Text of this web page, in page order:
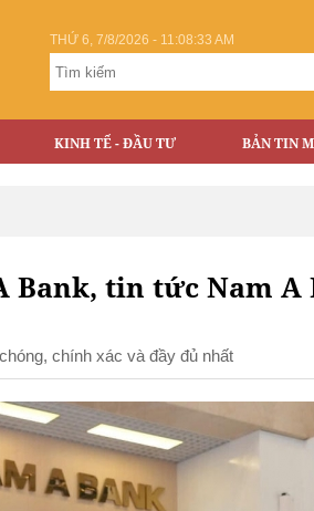
THỨ 6, 7/8/2026 - 11:08:34 AM
KINH TẾ - ĐẦU TƯ BẢN TIN
Bank, tin tức Nam A
chính xác và đầy đủ nhất